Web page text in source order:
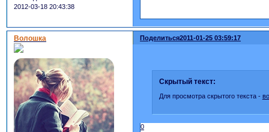
2012-03-18 20:43:38
Поделиться2011-01-25 03:59:17
Волошка
Скрытый текст:
Для просмотра скрытого текста -
0